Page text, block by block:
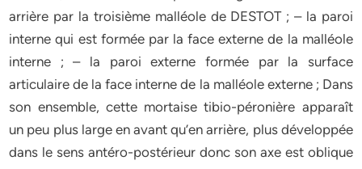
arrière par la troisième malléole de DESTOT ; – la paroi
interne qui est formée par la face externe de la malléole
interne ; – la paroi externe formée par la surface
articulaire de la face interne de la malléole externe ; Dans
son ensemble, cette mortaise tibio-péronière apparaît
un peu plus large en avant qu’en arrière, plus développée
dans le sens antéro-postérieur donc son axe est oblique